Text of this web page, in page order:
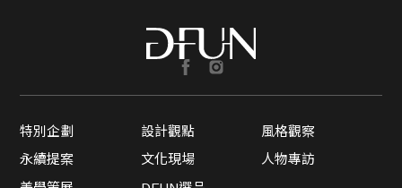
特別企劃 設計觀點
風格觀察
永續提案
文化現場
人物專訪